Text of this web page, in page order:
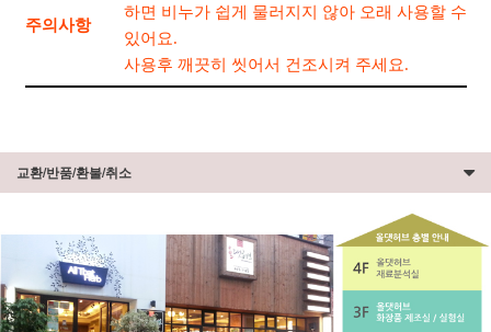
주의사항
하면 비누가 쉽게 물러지지 않아 오래 사용할 수
있어요.
사용후 깨끗히 씻어서 건조시켜 주세요.
교환/반품/환불/취소